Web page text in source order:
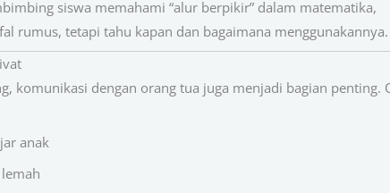
siswa memahami “alur berpikir” dalam matematika,
rumus, tetapi tahu kapan dan bagaimana menggunakannya.
komunikasi dengan orang tua juga menjadi bagian penting.
anak